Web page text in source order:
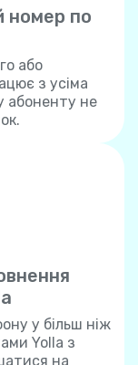
номер по
або
з усіма
абоненту не
у більш ніж
Yolla з
на